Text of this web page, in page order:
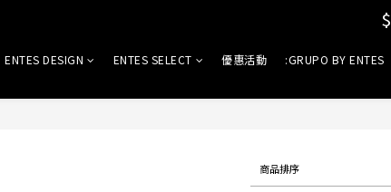
$
ENTES DESIGN ENTES SELECT 優惠活動 :GRUPO BY ENTES
商品排序